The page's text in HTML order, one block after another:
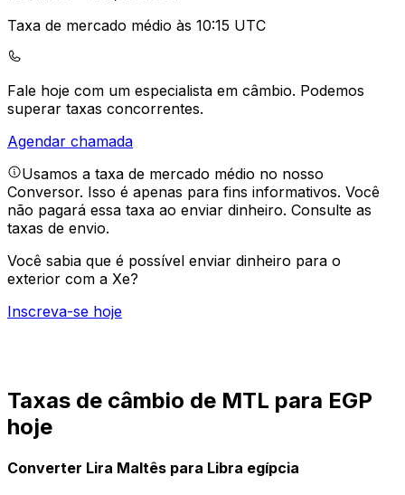
Taxa de mercado médio às 10:15 UTC
Fale hoje com um especialista em câmbio. Podemos
superar taxas concorrentes.
Agendar chamada
Usamos a taxa de mercado médio no nosso
Conversor. Isso é apenas para fins informativos. Você
não pagará essa taxa ao enviar dinheiro. Consulte as
taxas de envio.
Você sabia que é possível enviar dinheiro para o
exterior com a Xe?
Inscreva-se hoje
Taxas de câmbio de MTL para EGP
hoje
Converter Lira Maltês para Libra egípcia